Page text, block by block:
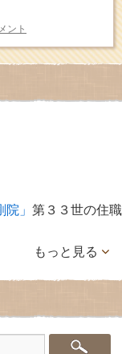
ント
」 第３３世の住職
もっと見る